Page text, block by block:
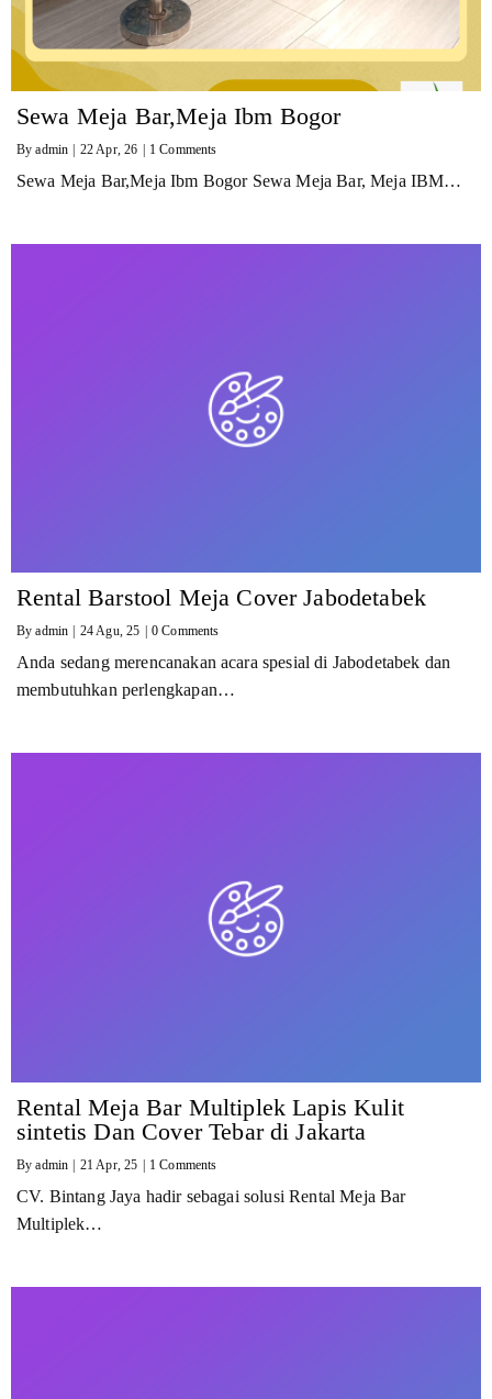
Sewa Meja Bar,Meja Ibm Bogor
Byadmin | 22 Apr, 26 | 1 Comments
Sewa Meja Bar,Meja Ibm Bogor Sewa Meja Bar, Meja IBM…
Rental Barstool Meja Cover Jabodetabek
Byadmin 24Agu, 25 0 Comments
Anda sedang merencanakan acara spesial di Jabodetabek dan
membutuhkan perlengkapan…
Rental Meja Bar Multiplek Lapis Kulit
sintetis Dan Cover Tebar di Jakarta
Byadmin | 21 Apr, 25 | 1 Comments
CV. Bintang Jaya hadir sebagai solusi Rental Meja Bar
Multiplek…